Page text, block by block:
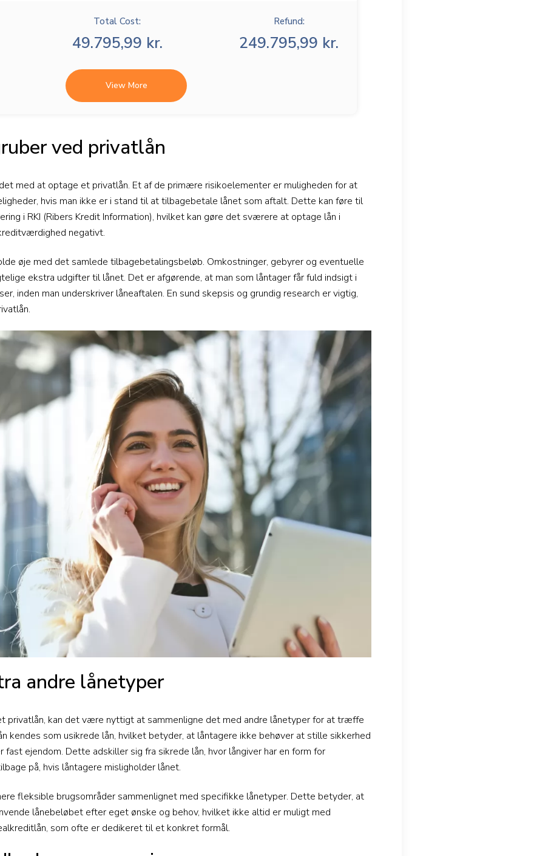
Total Cost:
49.795,99 kr.
Refund:
249.795,99 kr.
View More
ved privatlån
med at optage et privatlån. Et af de primære risikoelementer er muligheden for at
hvis man ikke er i stand til at tilbagebetale lånet som aftalt. Dette kan føre til
i RKI (Ribers Kredit Information), hvilket kan gøre det sværere at optage lån i
negativt.
øje med det samlede tilbagebetalingsbeløb. Omkostninger, gebyrer og eventuelle
ekstra udgifter til lånet. Det er afgørende, at man som låntager får fuld indsigt i
inden man underskriver låneaftalen. En sund skepsis og grundig research er vigtig,
andre lånetyper
privatlån, kan det være nyttigt at sammenligne det med andre lånetyper for at træffe
kendes som usikrede lån, hvilket betyder, at låntagere ikke behøver at stille sikkerhed
ejendom. Dette adskiller sig fra sikrede lån, hvor långiver har en form for
på, hvis låntagere misligholder lånet.
fleksible brugsområder sammenlignet med specifikke lånetyper. Dette betyder, at
lånebeløbet efter eget ønske og behov, hvilket ikke altid er muligt med
som ofte er dedikeret til et konkret formål.